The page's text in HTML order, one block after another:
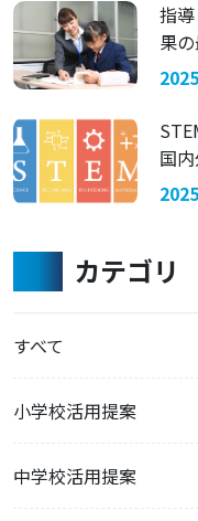
指
果
ご
国
を考
カテゴリ
すべて
小学校活用提案
中学校活用提案